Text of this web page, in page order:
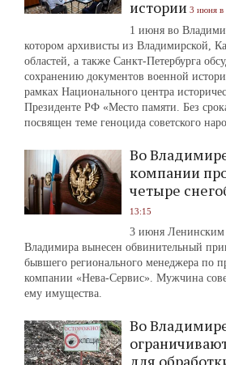
истории 3 июня в
1 июня во
котором архивисты из Владимирской,
областей, а также Санкт-Петербурга
сохранению документов военной
рамках Национального центра
Президенте РФ «Место памяти. Без
посвящен теме геноцида советского
Во
компании
четыре
13:15
3 июня Ленинским
Владимира вынесен обвинительный
бывшего регионального менеджера по
компании «Нева-Сервис». Мужчина
ему имущества.
Во
для